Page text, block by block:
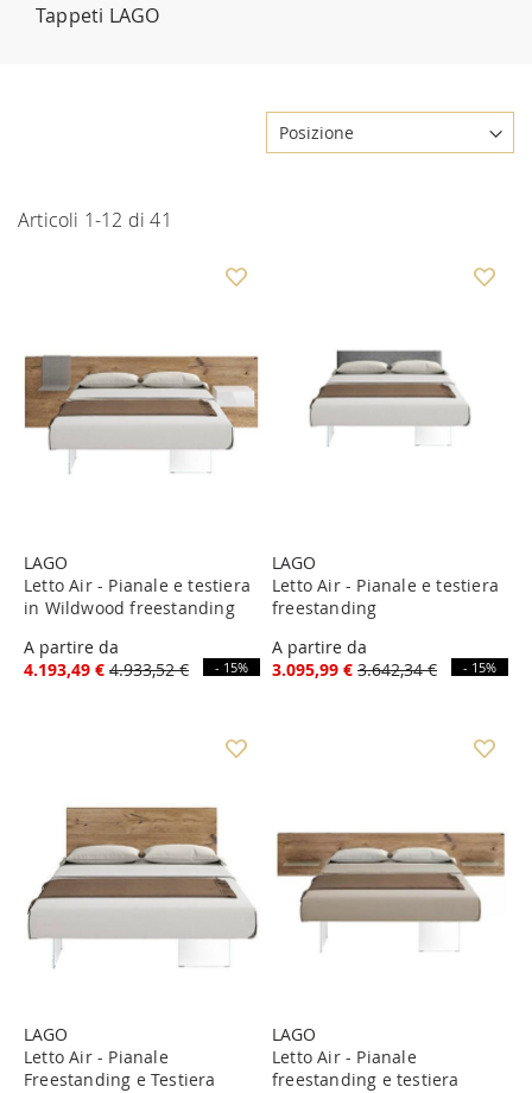
Tappeti LAGO
Articoli 1-12 di41
LAGO
Letto Air - Pianale e testiera
in Wildwood freestanding
A partire da
4.193,49 € 4.933,52 € - 15%
LAGO
Letto Air - Pianale e testiera
freestanding
A partire da
3.095,99 € 3.642,34 € - 15%
LAGO
Letto Air - Pianale
Freestanding e Testiera
LAGO
Letto Air - Pianale
freestanding e testiera